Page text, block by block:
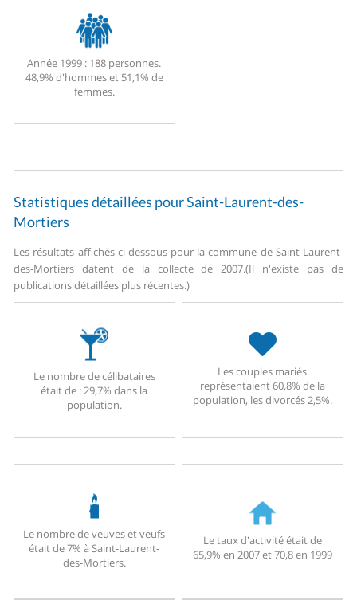
Année 1999 : 188 personnes.
48,9% d'hommes et 51,1% de
femmes.
Statistiques détaillées pour Saint-Laurent-des-
Mortiers
Les résultats affichés ci dessous pour la commune de Saint-Laurent-
des-Mortiers datent de la collecte de 2007.(Il n'existe pas de
publications détaillées plus récentes.)
Le nombre de célibataires
était de : 29,7% dans la
population.
Les couples mariés
représentaient 60,8% de la
population, les divorcés 2,5%.
Le nombre de veuves et veufs
était de 7% à Saint-Laurent-
des-Mortiers.
Le taux d'activité était de
65,9% en 2007 et 70,8 en 1999